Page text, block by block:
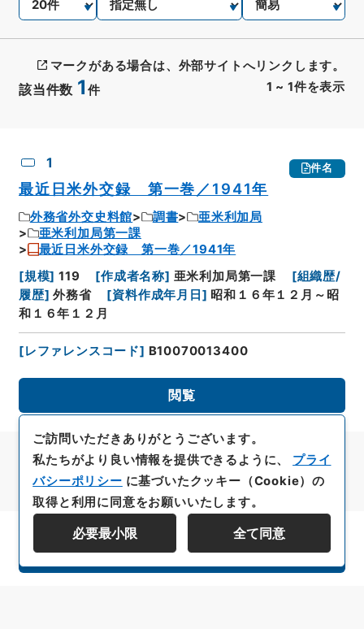
該当件数 1 件 1 ~ 1件を表示
マークがある場合は、外部サイトへリンクします。
1 件名
最近日米外交録 第一巻／1941年
外務省外交史料館 調書
亜米利加局
亜米利加局第一課
最近日米外交録 第一巻／1941年
[規模] 119 [作成者名称] 亜米利加局第一課 [組織歴/
履歴] 外務省 [資料作成年月日 ] 昭和１６年１２月～昭
和１６年１２月
[レファレンスコード] B10070013400
閲覧
資料群階層を表示する
ご訪問いただきありがとうございます。
私たちがより良い情報を提供できるように、 プライ
バシーポリシー に基づいたクッキー（Cookie）の
取得と利用に同意をお願いいたします。
必要最小限 全て同意